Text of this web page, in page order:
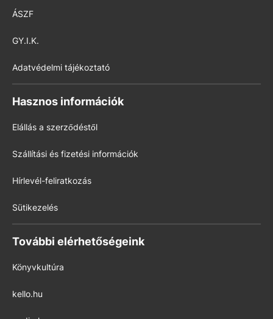
ÁSZF
GY.I.K.
Adatvédelmi tájékoztató
Hasznos információk
Elállás a szerződéstől
Szállítási és fizetési információk
Hírlevél-feliratkozás
Sütikezelés
További elérhetőségeink
Könyvkultúra
kello.hu